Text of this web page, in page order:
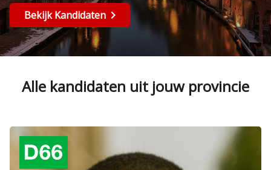
Bekijk Kandidaten
Alle kandidaten uit jouw provincie